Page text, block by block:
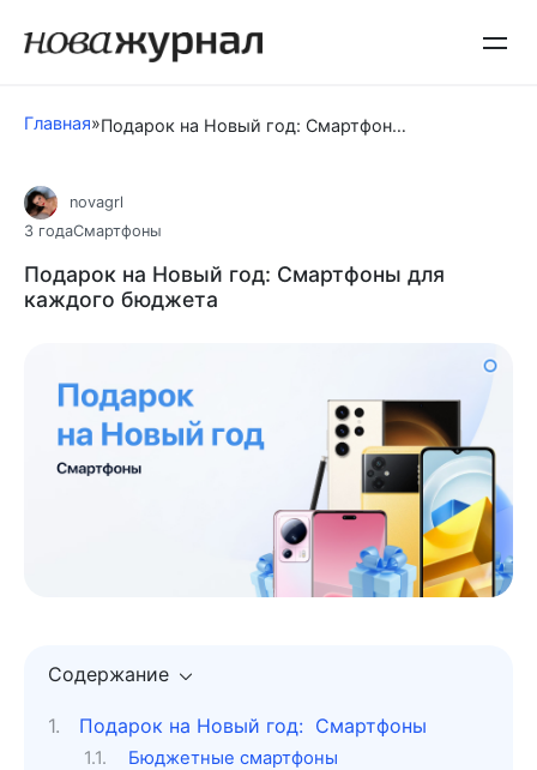
Главная» Подарок на Новый год: Смартфоны для каждого бюджета
novagrl
3 годаСмартфоны
Подарок на Новый год: Смартфоны для
каждого бюджета
Содержание
Подарок на Новый год: Смартфоны
Бюджетные смартфоны